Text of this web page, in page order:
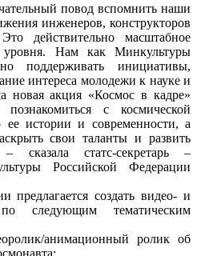
повод вспомнить наши
инженеров, конструкторов
действительно масштабное
уровня. Нам как Минкультуры
поддерживать инициативы,
интереса молодежи к науке и
новая акция «Космос в кадре»
с космической
ее истории и современности, а
свои таланты и развить
сказала статс-секретарь –
Российской Федерации
предлагается создать видео- и
следующим тематическим
анимационный ролик об